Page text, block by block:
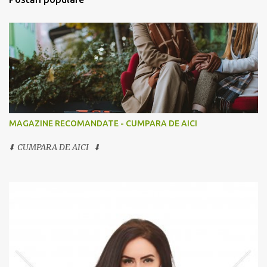
MAGAZINE RECOMANDATE - CUMPARA DE AICI
⬇️ CUMPARA DE AICI ⬇️